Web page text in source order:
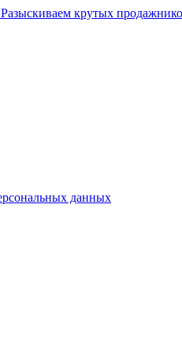
крутых
данных